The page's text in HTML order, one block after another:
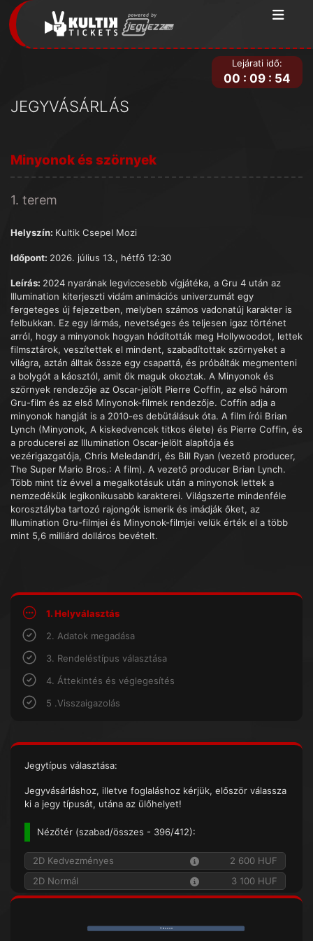
JEGYVÁSÁRLÁS
Lejárati idő:
00 : 09 : 54
Minyonok és szörnyek
1. terem
Helyszín: Kultik Csepel Mozi
Időpont: 2026. július 13., hétfő 12:30
Leírás: 2024 nyarának legviccesebb vígjátéka, a Gru 4 után az
Illumination kiterjeszti vidám animációs univerzumát egy
fergeteges új fejezetben, melyben számos vadonatúj karakter is
felbukkan. Ez egy lármás, nevetséges és teljesen igaz történet
arról, hogy a minyonok hogyan hódították meg Hollywoodot, lettek
filmsztárok, veszítettek el mindent, szabadítottak szörnyeket a
világra, aztán álltak össze egy csapattá, és próbálták megmenteni
a bolygót a káosztól, amit ők maguk okoztak. A Minyonok és
szörnyek rendezője az Oscar-jelölt Pierre Coffin, az első három
Gru-film és az első Minyonok-filmek rendezője. Coffin adja a
minyonok hangját is a 2010-es debütálásuk óta. A film írói Brian
Lynch (Minyonok, A kiskedvencek titkos élete) és Pierre Coffin, és
a producerei az Illumination Oscar-jelölt alapítója és
vezérigazgatója, Chris Meledandri, és Bill Ryan (vezető producer,
The Super Mario Bros.: A film). A vezető producer Brian Lynch.
Több mint tíz évvel a megalkotásuk után a minyonok lettek a
nemzedékük legikonikusabb karakterei. Világszerte mindenféle
korosztályba tartozó rajongók ismerik és imádják őket, az
Illumination Gru-filmjei és Minyonok-filmjei velük érték el a több
mint 5,6 milliárd dolláros bevételt.
1. Helyválasztás
2. Adatok megadása
3. Rendeléstípus választása
4. Áttekintés és véglegesítés
5 .Visszaigazolás
Jegytípus választása:
Jegyvásárláshoz, illetve foglaláshoz kérjük, először válassza
ki a jegy típusát, utána az ülőhelyet!
Nézőtér (szabad/összes - 396/412):
2D Kedvezményes
2 600 HUF
2D Normál
3 100 HUF
V á s z o n